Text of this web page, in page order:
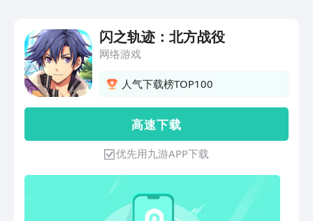
闪之轨迹：北方战役
网络游戏
人气下载榜TOP100
高 速 下 载
优先用九游APP下载